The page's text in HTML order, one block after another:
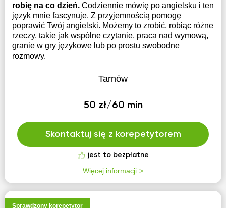
robię na co dzień. Codziennie mówię po angielsku i ten
język mnie fascynuje. Z przyjemnością pomogę
poprawić Twój angielski. Możemy to zrobić, robiąc różne
rzeczy, takie jak wspólne czytanie, praca nad wymową,
granie w gry językowe lub po prostu swobodne
rozmowy.
Tarnów
50 zł/60 min
Skontaktuj się z korepetytorem
jest to bezpłatne
Więcej informacji
Sprawdzony korepetytor